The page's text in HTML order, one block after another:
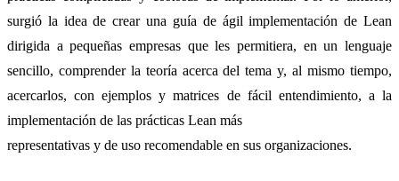
surgió la idea de crear una guía de ágil implementación de Lean
dirigida a pequeñas empresas que les permitiera, en un lenguaje
sencillo, comprender la teoría acerca del tema y, al mismo tiempo,
acercarlos, con ejemplos y matrices de fácil entendimiento, a la
implementación de las prácticas Lean más
representativas y de uso recomendable en sus organizaciones.